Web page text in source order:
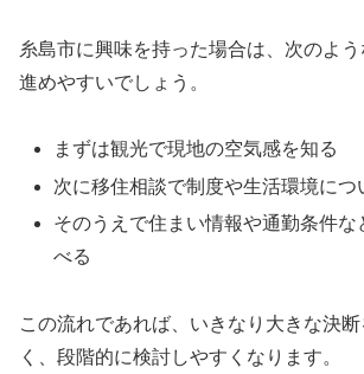
糸島市に興味を持った場合は、次のよ
進めやすいでしょう。
まずは観光で現地の空気感を知る
次に移住相談で制度や生活環境につ
そのうえで住まい情報や通勤条件な
べる
この流れであれば、いきなり大きな決
く、段階的に検討しやすくなります。